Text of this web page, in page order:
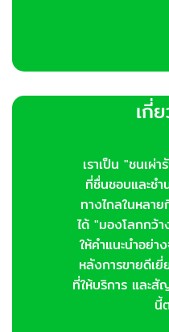
เกี่
เราเป็น "ชนเผ่
ที่ชื่นชอบและช
ทางไกลในหลา
ได้ "มองโลกกว้า
ให้คำแนะนำอย่า
หลังการขายดีเ
ที่ให้บริการ และ
นี้